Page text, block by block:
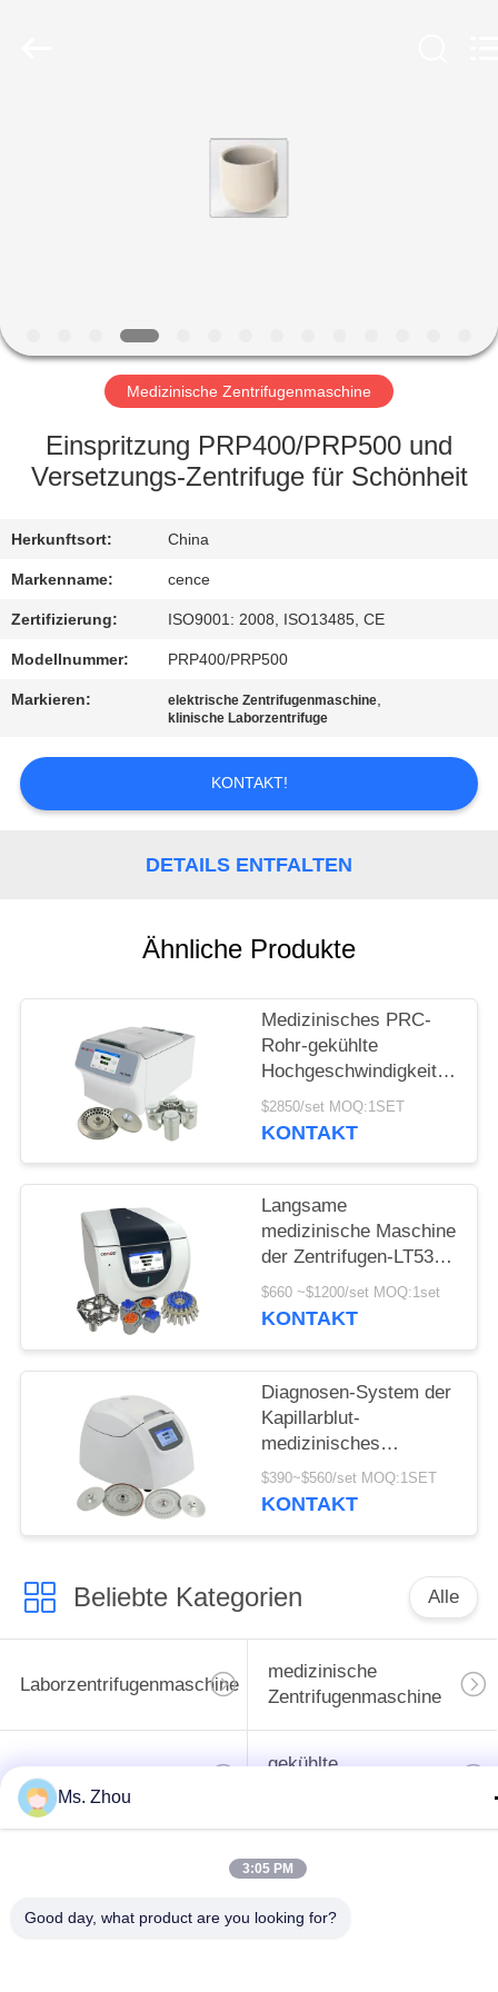
UNS
WERKSBESICHTIGUNG
QUALITÄTSKONTROLLE
KONTAKT
MIT
UNS
RECHTSSACHEN
VR
POLICY
Medizinische Zentrifugenmaschine
Einspritzung PRP400/PRP500 und
Versetzungs-Zentrifuge für Schönheit
Herkunftsort: China
Markenname: cence
Zertifizierung: ISO9001: 2008, ISO13485, CE
Modellnummer: PRP400/PRP500
Markieren: elektrische Zentrifugenmaschine,
klinische Laborzentrifuge
KONTAKT!
DETAILS ENTFALTEN
Ähnliche Produkte
Medizinisches PRC-
Rohr-gekühlte
Mikro-Rohre der
Zentrifuge H1750R
$2850/set MOQ:1SET
KONTAKT
Langsame
medizinische Maschine
der Zentrifugen-LT53
für klinische Medizin-
genetische Biologie
$660 ~$1200/set MOQ:1set
KONTAKT
Diagnosen-System der
Kapillarblut-
medizinisches
Zentrifugen-
Maschinen-TG12M
$390~$560/set MOQ:1SET
KONTAKT
Beliebte Kategorien Alle
Laborzentrifugenmaschine
medizinische
Zentrifugenmaschine
PRP PRF-Zentrifuge
gekühlte
Blutbank-Zentrifuge
Langsame Zentrifuge
Ms. Zhou
3:05 PM
Good day, what product are you looking for?